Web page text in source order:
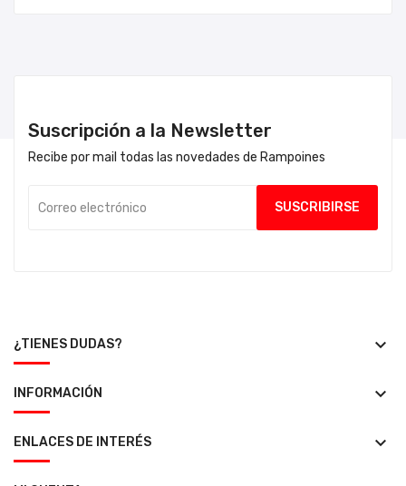
Suscripción a la Newsletter
Recibe por mail todas las novedades de Rampoines
¿TIENES DUDAS? keyboard_arrow_down
INFORMACIÓN keyboard_arrow_down
ENLACES DE INTERÉS keyboard_arrow_down